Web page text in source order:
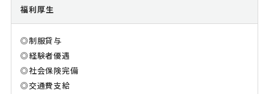
福利厚生
◎制服貸与
◎経験者優遇
◎社会保険完備
◎交通費支給